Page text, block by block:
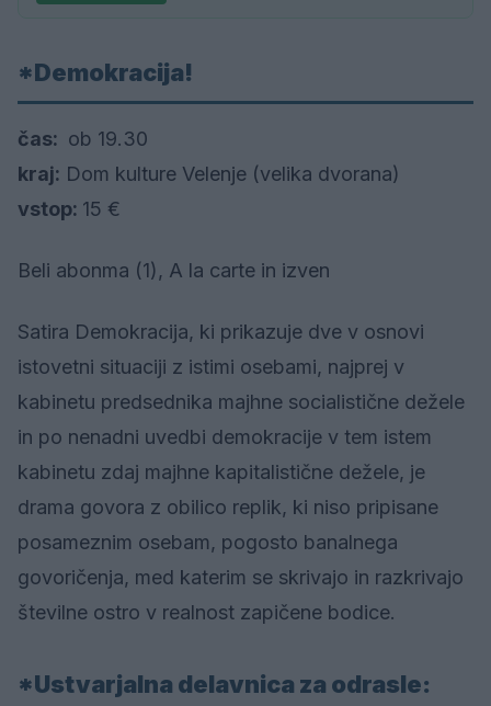
*Demokracija!
čas: ob 19.30
kraj: Dom kulture Velenje (velika dvorana)
vstop: 15 €
Beli abonma (1), A la carte in izven
Satira Demokracija, ki prikazuje dve v osnovi
istovetni situaciji z istimi osebami, najprej v
kabinetu predsednika majhne socialistične dežele
in po nenadni uvedbi demokracije v tem istem
kabinetu zdaj majhne kapitalistične dežele, je
drama govora z obilico replik, ki niso pripisane
posameznim osebam, pogosto banalnega
govoričenja, med katerim se skrivajo in razkrivajo
številne ostro v realnost zapičene bodice.
*Ustvarjalna delavnica za odrasle: